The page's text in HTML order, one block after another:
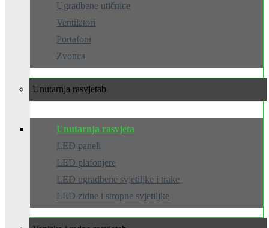
Ugradbene utičnice
Ventilatori
Portafoni
Zvonca
Unutarnja rasvjeta
Unutarnja rasvjeta
LED paneli
LED plafonjere
LED ugradbene svjetiljke i trake
LED zidne i stropne svjetiljke